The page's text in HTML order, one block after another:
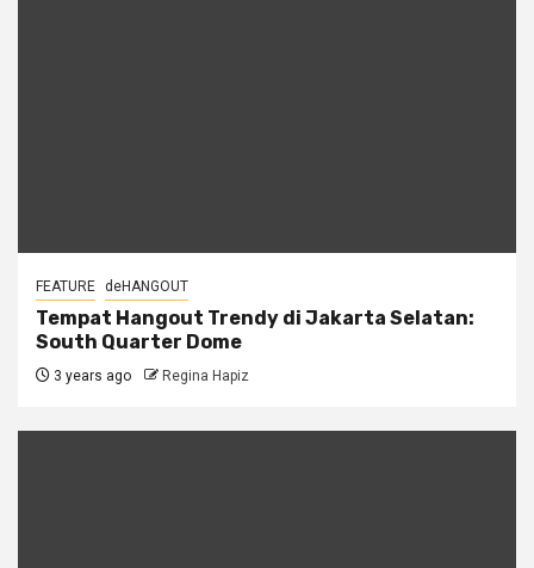
FEATURE deHANGOUT
Tempat Hangout Trendy di Jakarta Selatan:
South Quarter Dome
3 years ago Regina Hapiz